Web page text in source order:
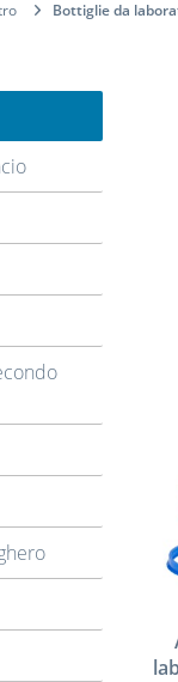
Bottiglie da